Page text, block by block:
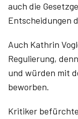
auch die
Entscheidungen
Auch Kathrin
Regulierung,
und würden mit
beworben.
Kritiker